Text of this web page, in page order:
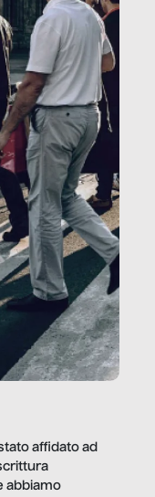
affidato ad
abbiamo